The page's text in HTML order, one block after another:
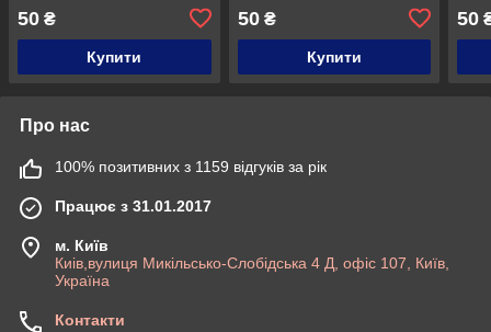
50 ₴
Купити
50₴
Купити
50
Про нас
100% позитивних з 1159 відгуків за рік
Працює з 31.01.2017
м. Київ
Киів,вулиця Микільсько-Слобідська 4 Д, офіс 107, Київ,
Україна
Контакти